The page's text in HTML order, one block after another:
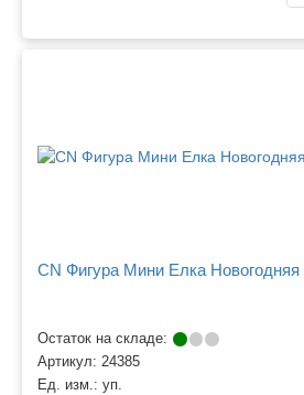
CN Фигура Мини Елка Новогодняя
Остаток на складе:
Артикул: 24385
Ед. изм.: уп.